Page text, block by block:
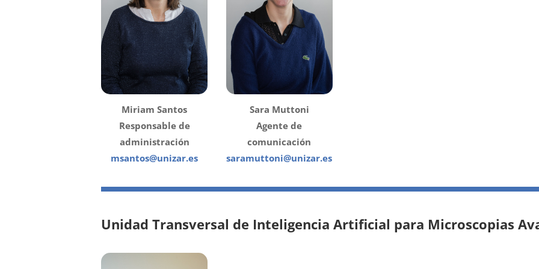
Miriam Santos
Responsable de
administración
msantos@unizar.es
Sara Muttoni
Agente de
comunicación
saramuttoni@unizar.es
Unidad Transversal de Inteligencia Artificial para Microscopias